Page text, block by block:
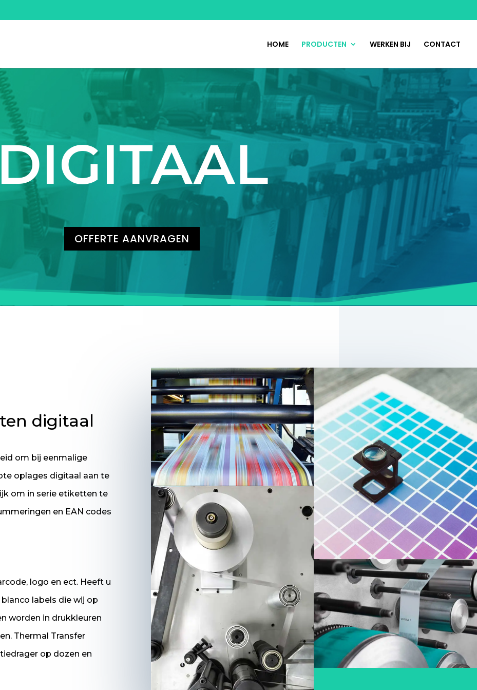
HOME PRODUCTEN WERKEN BIJ CONTACT
DIGITAAL
OFFERTE AANVRAGEN
digitaal
om bij eenmalige
oplages digitaal aan te
om in serie etiketten te
en EAN codes
logo en ect. Heeft u
labels die wij op
worden in drukkleuren
Thermal Transfer
op dozen en